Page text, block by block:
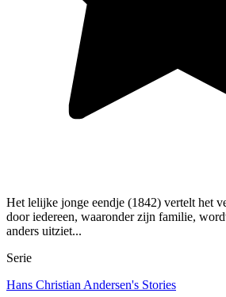
Het lelijke jonge eendje (1842) vertelt het
door iedereen, waaronder zijn familie,
anders uitziet...
Serie
Hans Christian Andersen's Stories